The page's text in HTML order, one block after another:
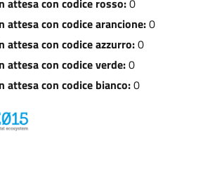
attesa con codice arancione:0
attesa con codice azzurro:0
attesa con codice verde:0
attesa con codice bianco:0